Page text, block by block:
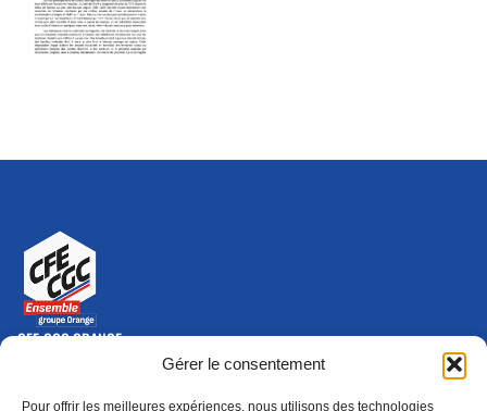
Gérer le consentement
Pour offrir les meilleures expériences, nous utilisons des technologies
CFE-CGC ORANGE
10-12 rue Saint Amand, 75015 Paris Cedex 15
Nous contacter